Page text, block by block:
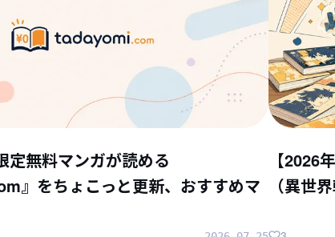
定無料マンガが読める
』をちょこっと更新、おすすめマ
【2026
（異世